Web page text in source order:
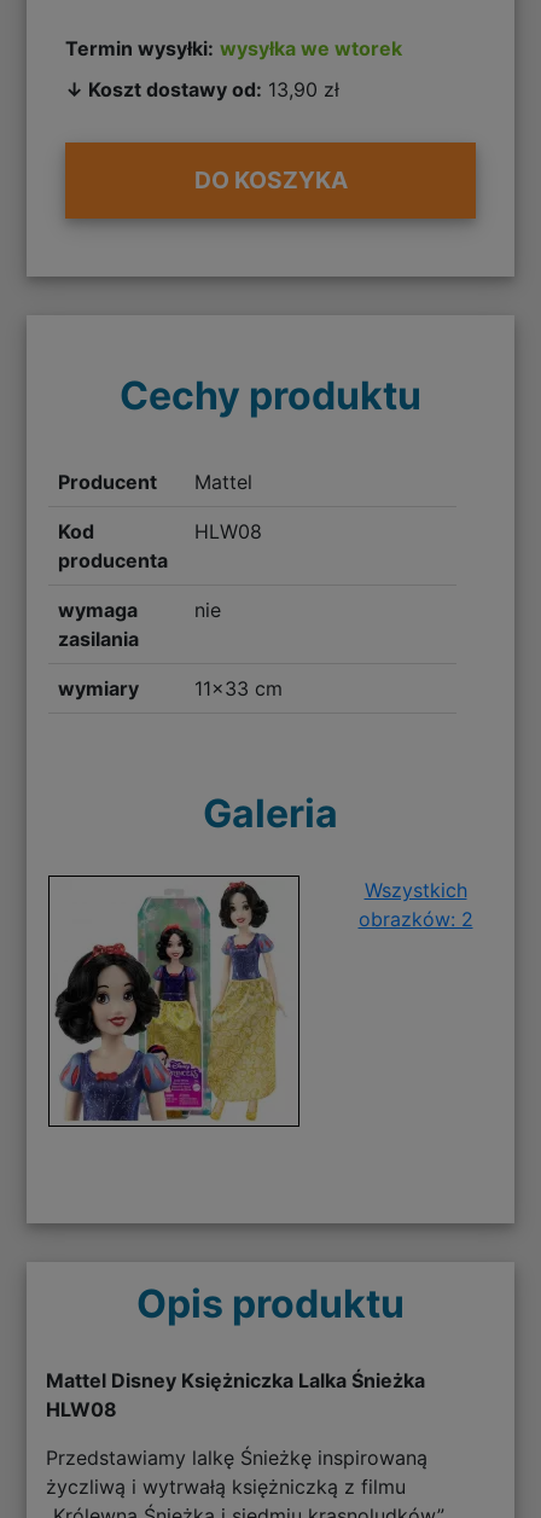
Termin wysyłki: wysyłka we wtorek
↓ Koszt dostawy od: 13,90 zł
DO KOSZYKA
Cechy produktu
Producent Mattel
Kod
producenta
HLW08
wymaga
zasilania
nie
wymiary 11x33 cm
Galeria
Wszystkich
obrazków: 2
Opis produktu
Mattel Disney Księżniczka Lalka Śnieżka
HLW08
Przedstawiamy lalkę Śnieżkę inspirowaną
życzliwą i wytrwałą księżniczką z filmu